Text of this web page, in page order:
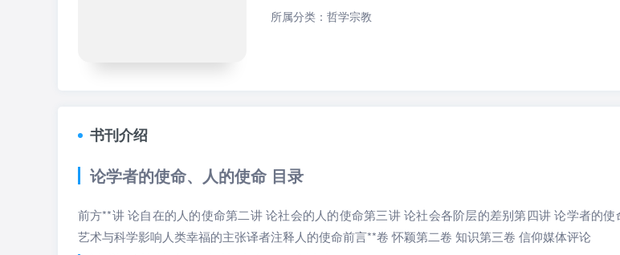
所属分类： 哲学宗教
书刊介绍
论学者的使命、人的使命 目录
前方**讲 论自在的人的使命第二讲 论社会的人的使命第三讲 论社会各阶层的差别第四讲 论学者的
艺术与科学影响人类幸福的主张译者注释人的使命前言**卷 怀颖第二卷 知识第三卷 信仰媒体评论